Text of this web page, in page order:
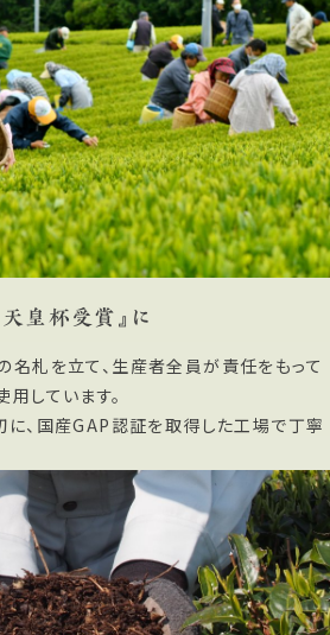
皇杯受賞』に
札を立て、生産者全員が責任をもって
しています。
、国産GAP認証を取得した工場で丁寧